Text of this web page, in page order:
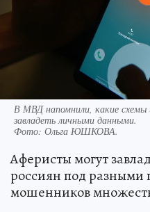
В МВД напомнили, какие
завладеть личными данными.
Фото: Ольга ЮШКОВА.
Аферисты могут
россиян под разными
мошенников